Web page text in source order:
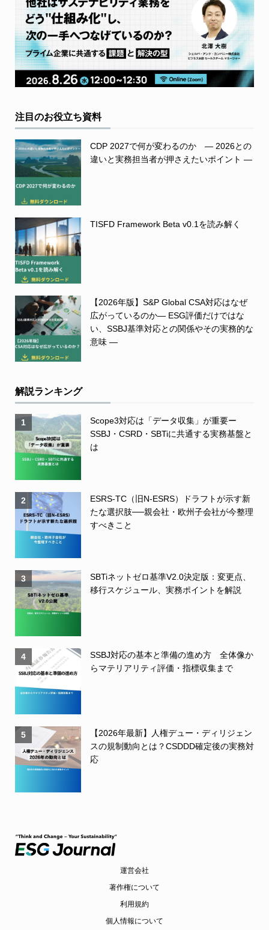
注目のお役立ち資料
CDP 2027で何が変わるのか ― 2026との
違いと実務担当者が押さえたいポイント ―
TISFD Framework Beta v0.1を読み解く
【2026年版】S&P Global CSA対応はなぜ
広がっているのか― ESG評価だけではな
い、SSBJ基準対応との関係やその実務的な
意味 ―
解説ランキング
1
Scope3対応は「データ収集」が重要ー
SSBJ・CSRD・SBTiに共通する実務基盤と
は
2
ESRS-TC（旧N-ESRS）ドラフトが示す新
たな選択肢──親会社・欧州子会社が今整理
すべきこと
3
SBTiネットゼロ基準V2.0決定版：変更点、
移行スケジュール、実務ポイントを解説
4
SSBJ対応の基本と準備の進め方 全体像か
らマテリアリティ評価・指標収集まで
5
【2026年最新】人権デュー・ディリジェン
スの規制動向とは？CSDDD確定後の実務対
応
運営会社
著作権について
利用規約
個人情報について